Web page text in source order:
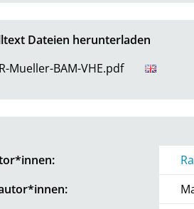
Dateien herunterladen
R-Mueller-BAM-VHE.pdf